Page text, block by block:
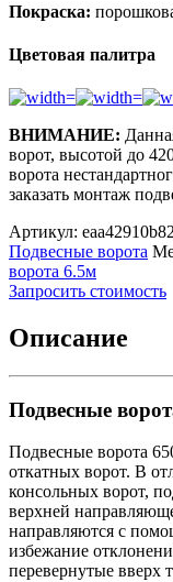
Покраска:
Цветовая палитра
ВНИМАНИЕ:
ворот, высотой до
ворота
заказать монтаж
Артикул:
Подвесные ворота
ворота 6.5м
Запросить стоимость
Описание
Подвесные
Подвесные ворота
откатных ворот. В
консольных ворот,
верхней
направляются с
избежание
перевернутые вверх